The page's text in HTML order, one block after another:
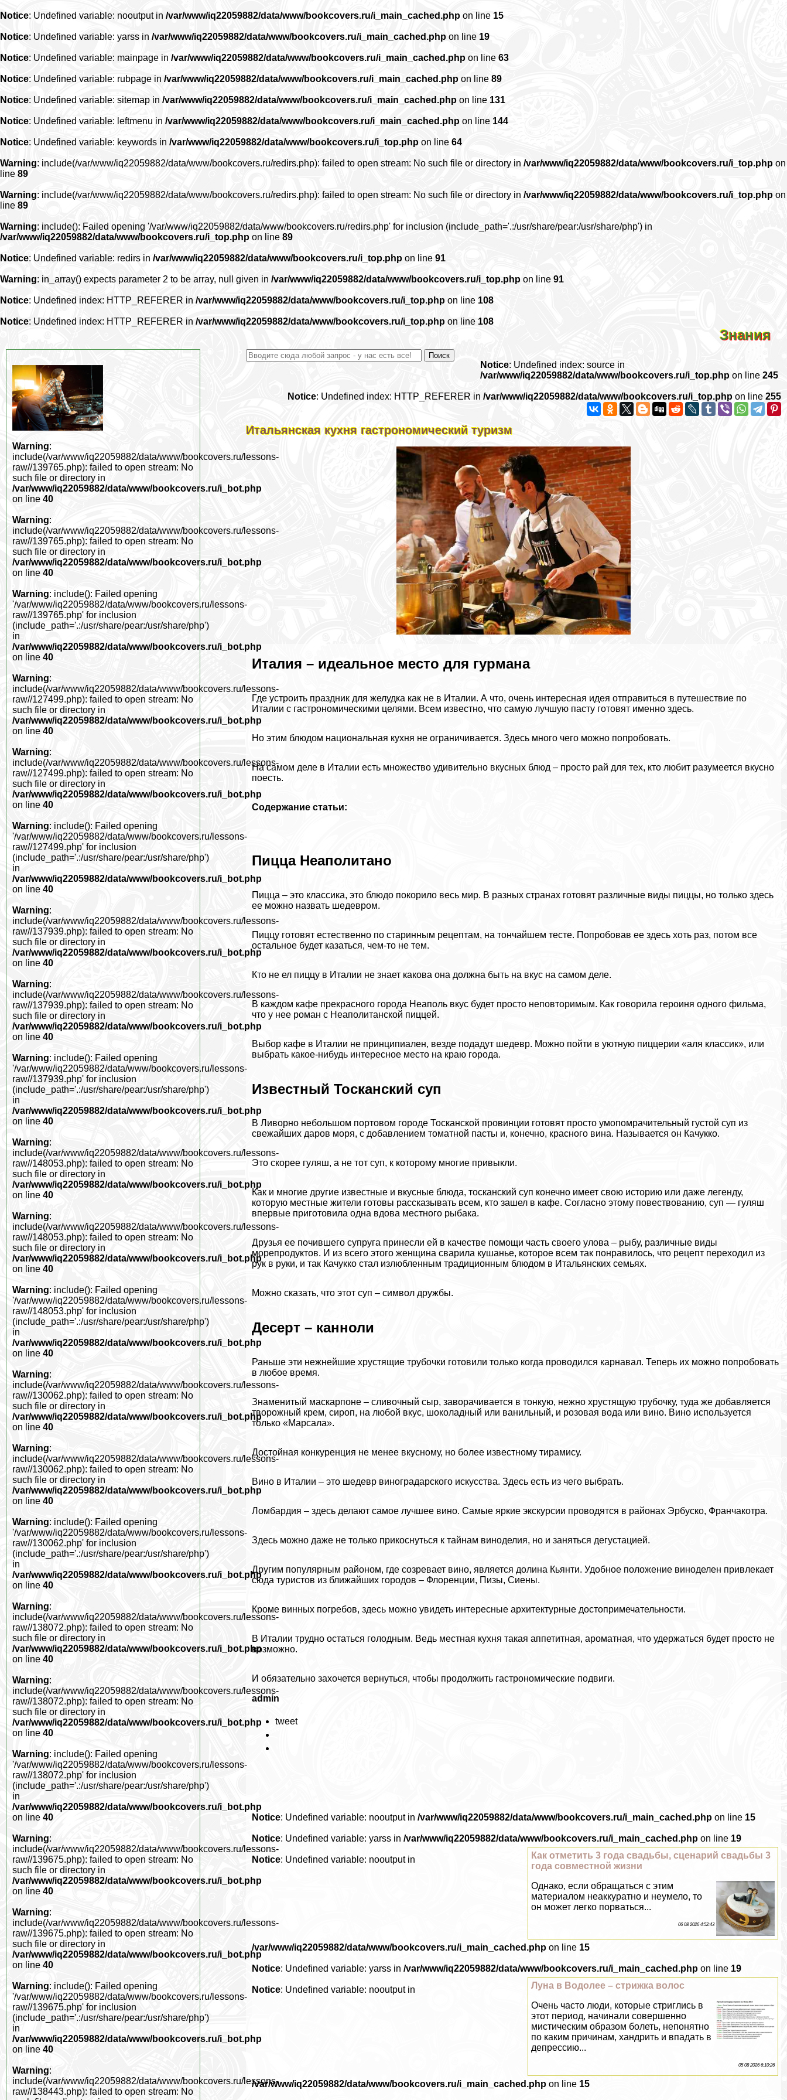
Notice: Undefined variable: nooutput in /var/www/iq22059882/data/www/bookcovers.ru/i_main_cached.php on line 15
Notice: Undefined variable: yarss in /var/www/iq22059882/data/www/bookcovers.ru/i_main_cached.php on line 19
Notice: Undefined variable: mainpage in /var/www/iq22059882/data/www/bookcovers.ru/i_main_cached.php on line 63
Notice: Undefined variable: rubpage in /var/www/iq22059882/data/www/bookcovers.ru/i_main_cached.php on line 89
Notice: Undefined variable: sitemap in /var/www/iq22059882/data/www/bookcovers.ru/i_main_cached.php on line 131
Notice: Undefined variable: leftmenu in /var/www/iq22059882/data/www/bookcovers.ru/i_main_cached.php on line 144
Notice: Undefined variable: keywords in /var/www/iq22059882/data/www/bookcovers.ru/i_top.php on line 64
Warning: include(/var/www/iq22059882/data/www/bookcovers.ru/redirs.php): failed to open stream: No such file or directory in /var/www/iq22059882/data/www/bookcovers.ru/i_top.php on
line 89
Warning: include(/var/www/iq22059882/data/www/bookcovers.ru/redirs.php): failed to open stream: No such file or directory in /var/www/iq22059882/data/www/bookcovers.ru/i_top.php on
line 89
Warning: include(): Failed opening '/var/www/iq22059882/data/www/bookcovers.ru/redirs.php' for inclusion (include_path='.:/usr/share/pear:/usr/share/php') in
/var/www/iq22059882/data/www/bookcovers.ru/i_top.php on line 89
Notice: Undefined variable: redirs in /var/www/iq22059882/data/www/bookcovers.ru/i_top.php on line 91
Warning: in_array() expects parameter 2 to be array, null given in /var/www/iq22059882/data/www/bookcovers.ru/i_top.php on line 91
Notice: Undefined index: HTTP_REFERER in /var/www/iq22059882/data/www/bookcovers.ru/i_top.php on line 108
Notice: Undefined index: HTTP_REFERER in /var/www/iq22059882/data/www/bookcovers.ru/i_top.php on line 108
Знания
Notice: Undefined index: source in
/var/www/iq22059882/data/www/bookcovers.ru/i_top.php on line245
Notice: Undefined index: HTTP_REFERER in /var/www/iq22059882/data/www/bookcovers.ru/i_top.php on line 255
Итальянская кухня гастрономический туризм
Италия – идеальное место для гурмана
Где устроить праздник для желудка как не в Италии. А что, очень интересная идея отправиться в путешествие по
Италии с гастрономическими целями. Всем известно, что самую лучшую пасту готовят именно здесь.
Но этим блюдом национальная кухня не ограничивается. Здесь много чего можно попробовать.
На самом деле в Италии есть множество удивительно вкусных блюд – просто рай для тех, кто любит разумеется вкусно
поесть.
Содержание статьи:
Пицца Неаполитано
Пицца – это классика, это блюдо покорило весь мир. В разных странах готовят различные виды пиццы, но только здесь
ее можно назвать шедевром.
Пиццу готовят естественно по старинным рецептам, на тончайшем тесте. Попробовав ее здесь хоть раз, потом все
остальное будет казаться, чем-то не тем.
Кто не ел пиццу в Италии не знает какова она должна быть на вкус на самом деле.
В каждом кафе прекрасного города Неаполь вкус будет просто неповторимым. Как говорила героиня одного фильма,
что у нее роман с Неаполитанской пиццей.
Выбор кафе в Италии не принципиален, везде подадут шедевр. Можно пойти в уютную пиццерии «аля классик», или
выбрать какое-нибудь интересное место на краю города.
Известный Тосканский суп
В Ливорно небольшом портовом городе Тосканской провинции готовят просто умопомрачительный густой суп из
свежайших даров моря, с добавлением томатной пасты и, конечно, красного вина. Называется он Качукко.
Это скорее гуляш, а не тот суп, к которому многие привыкли.
Как и многие другие известные и вкусные блюда, тосканский суп конечно имеет свою историю или даже легенду,
которую местные жители готовы рассказывать всем, кто зашел в кафе. Согласно этому повествованию, суп — гуляш
впервые приготовила одна вдова местного рыбака.
Друзья ее почившего супруга принесли ей в качестве помощи часть своего улова – рыбу, различные виды
морепродуктов. И из всего этого женщина сварила кушанье, которое всем так понравилось, что рецепт переходил из
рук в руки, и так Качукко стал излюбленным традиционным блюдом в Итальянских семьях.
Можно сказать, что этот суп – символ дружбы.
Десерт – канноли
Раньше эти нежнейшие хрустящие трубочки готовили только когда проводился карнавал. Теперь их можно попробовать
в любое время.
Знаменитый маскарпоне – сливочный сыр, заворачивается в тонкую, нежно хрустящую трубочку, туда же добавляется
творожный крем, сироп, на любой вкус, шоколадный или ванильный, и розовая вода или вино. Вино используется
только «Марсала».
Достойная конкуренция не менее вкусному, но более известному тирамису.
Вино в Италии – это шедевр виноградарского искусства. Здесь есть из чего выбрать.
Ломбардия – здесь делают самое лучшее вино. Самые яркие экскурсии проводятся в районах Эрбуско, Франчакотра.
Здесь можно даже не только прикоснуться к тайнам виноделия, но и заняться дегустацией.
Другим популярным районом, где созревает вино, является долина Кьянти. Удобное положение виноделен привлекает
сюда туристов из ближайших городов – Флоренции, Пизы, Сиены.
Кроме винных погребов, здесь можно увидеть интересные архитектурные достопримечательности.
В Италии трудно остаться голодным. Ведь местная кухня такая аппетитная, ароматная, что удержаться будет просто не
возможно.
И обязательно захочется вернуться, чтобы продолжить гастрономические подвиги.
admin
tweet
Notice: Undefined variable: nooutput in/var/www/iq22059882/data/www/bookcovers.ru/i_main_cached.php on line 15
Notice: Undefined variable: yarss in/var/www/iq22059882/data/www/bookcovers.ru/i_main_cached.php on line 19
Как отметить 3 года свадьбы, сценарий свадьбы 3
года совместной жизни
Однако, если обращаться с этим
материалом неаккуратно и неумело, то
он может легко порваться...
06 08 2026 4:52:43
Notice: Undefined variable: nooutput in
/var/www/iq22059882/data/www/bookcovers.ru/i_main_cached.php on line 15
Notice: Undefined variable: yarss in/var/www/iq22059882/data/www/bookcovers.ru/i_main_cached.php on line 19
Луна в Водолее – стрижка волос
Очень часто люди, которые стриглись в
этот период, начинали совершенно
мистическим образом болеть, непонятно
по каким причинам, хандрить и впадать в
депрессию...
05 08 2026 6:10:26
Notice: Undefined variable: nooutput in
/var/www/iq22059882/data/www/bookcovers.ru/i_main_cached.php on line 15
Warning:
include(/var/www/iq22059882/data/www/bookcovers.ru/lessons-
raw//139765.php): failed to open stream: No
such file or directory in
/var/www/iq22059882/data/www/bookcovers.ru/i_bot.php
on line 40
Warning:
include(/var/www/iq22059882/data/www/bookcovers.ru/lessons-
raw//139765.php): failed to open stream: No
such file or directory in
/var/www/iq22059882/data/www/bookcovers.ru/i_bot.php
on line 40
Warning: include(): Failed opening
'/var/www/iq22059882/data/www/bookcovers.ru/lessons-
raw//139765.php' for inclusion
(include_path='.:/usr/share/pear:/usr/share/php')
in
/var/www/iq22059882/data/www/bookcovers.ru/i_bot.php
on line 40
Warning:
include(/var/www/iq22059882/data/www/bookcovers.ru/lessons-
raw//127499.php): failed to open stream: No
such file or directory in
/var/www/iq22059882/data/www/bookcovers.ru/i_bot.php
on line 40
Warning:
include(/var/www/iq22059882/data/www/bookcovers.ru/lessons-
raw//127499.php): failed to open stream: No
such file or directory in
/var/www/iq22059882/data/www/bookcovers.ru/i_bot.php
on line 40
Warning: include(): Failed opening
'/var/www/iq22059882/data/www/bookcovers.ru/lessons-
raw//127499.php' for inclusion
(include_path='.:/usr/share/pear:/usr/share/php')
in
/var/www/iq22059882/data/www/bookcovers.ru/i_bot.php
on line 40
Warning:
include(/var/www/iq22059882/data/www/bookcovers.ru/lessons-
raw//137939.php): failed to open stream: No
such file or directory in
/var/www/iq22059882/data/www/bookcovers.ru/i_bot.php
on line 40
Warning:
include(/var/www/iq22059882/data/www/bookcovers.ru/lessons-
raw//137939.php): failed to open stream: No
such file or directory in
/var/www/iq22059882/data/www/bookcovers.ru/i_bot.php
on line 40
Warning: include(): Failed opening
'/var/www/iq22059882/data/www/bookcovers.ru/lessons-
raw//137939.php' for inclusion
(include_path='.:/usr/share/pear:/usr/share/php')
in
/var/www/iq22059882/data/www/bookcovers.ru/i_bot.php
on line 40
Warning:
include(/var/www/iq22059882/data/www/bookcovers.ru/lessons-
raw//148053.php): failed to open stream: No
such file or directory in
/var/www/iq22059882/data/www/bookcovers.ru/i_bot.php
on line 40
Warning:
include(/var/www/iq22059882/data/www/bookcovers.ru/lessons-
raw//148053.php): failed to open stream: No
such file or directory in
/var/www/iq22059882/data/www/bookcovers.ru/i_bot.php
on line 40
Warning: include(): Failed opening
'/var/www/iq22059882/data/www/bookcovers.ru/lessons-
raw//148053.php' for inclusion
(include_path='.:/usr/share/pear:/usr/share/php')
in
/var/www/iq22059882/data/www/bookcovers.ru/i_bot.php
on line 40
Warning:
include(/var/www/iq22059882/data/www/bookcovers.ru/lessons-
raw//130062.php): failed to open stream: No
such file or directory in
/var/www/iq22059882/data/www/bookcovers.ru/i_bot.php
on line 40
Warning:
include(/var/www/iq22059882/data/www/bookcovers.ru/lessons-
raw//130062.php): failed to open stream: No
such file or directory in
/var/www/iq22059882/data/www/bookcovers.ru/i_bot.php
on line 40
Warning: include(): Failed opening
'/var/www/iq22059882/data/www/bookcovers.ru/lessons-
raw//130062.php' for inclusion
(include_path='.:/usr/share/pear:/usr/share/php')
in
/var/www/iq22059882/data/www/bookcovers.ru/i_bot.php
on line 40
Warning:
include(/var/www/iq22059882/data/www/bookcovers.ru/lessons-
raw//138072.php): failed to open stream: No
such file or directory in
/var/www/iq22059882/data/www/bookcovers.ru/i_bot.php
on line 40
Warning:
include(/var/www/iq22059882/data/www/bookcovers.ru/lessons-
raw//138072.php): failed to open stream: No
such file or directory in
/var/www/iq22059882/data/www/bookcovers.ru/i_bot.php
on line 40
Warning: include(): Failed opening
'/var/www/iq22059882/data/www/bookcovers.ru/lessons-
raw//138072.php' for inclusion
(include_path='.:/usr/share/pear:/usr/share/php')
in
/var/www/iq22059882/data/www/bookcovers.ru/i_bot.php
on line 40
Warning:
include(/var/www/iq22059882/data/www/bookcovers.ru/lessons-
raw//139675.php): failed to open stream: No
such file or directory in
/var/www/iq22059882/data/www/bookcovers.ru/i_bot.php
on line 40
Warning:
include(/var/www/iq22059882/data/www/bookcovers.ru/lessons-
raw//139675.php): failed to open stream: No
such file or directory in
/var/www/iq22059882/data/www/bookcovers.ru/i_bot.php
on line 40
Warning: include(): Failed opening
'/var/www/iq22059882/data/www/bookcovers.ru/lessons-
raw//139675.php' for inclusion
(include_path='.:/usr/share/pear:/usr/share/php')
in
/var/www/iq22059882/data/www/bookcovers.ru/i_bot.php
on line 40
Warning:
include(/var/www/iq22059882/data/www/bookcovers.ru/lessons-
raw//138443.php): failed to open stream: No